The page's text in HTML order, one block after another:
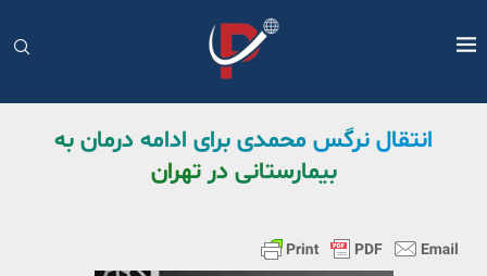
انتقال نرگس محمدی برای ادامه درمان به
بیمارستانی در تهران